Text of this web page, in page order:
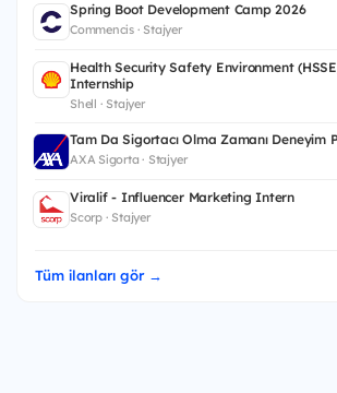
Spring Boot Development Camp 2026
Commencis · Stajyer
Health Security Safety Environment
Internship
Shell · Stajyer
Tam Da Sigortacı Olma Zamanı Deneyim
AXA Sigorta · Stajyer
Viralif - Influencer Marketing Intern
Scorp · Stajyer
Tüm ilanları gör →